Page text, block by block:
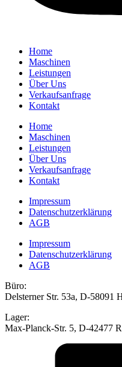
Home
Maschinen
Leistungen
Über Uns
Verkaufsanfrage
Kontakt
Home
Maschinen
Leistungen
Über Uns
Verkaufsanfrage
Kontakt
Impressum
Datenschutzerklärung
AGB
Impressum
Datenschutzerklärung
AGB
Büro:
Delsterner Str. 53a, D-58091
Lager:
Max-Planck-Str. 5, D-42477